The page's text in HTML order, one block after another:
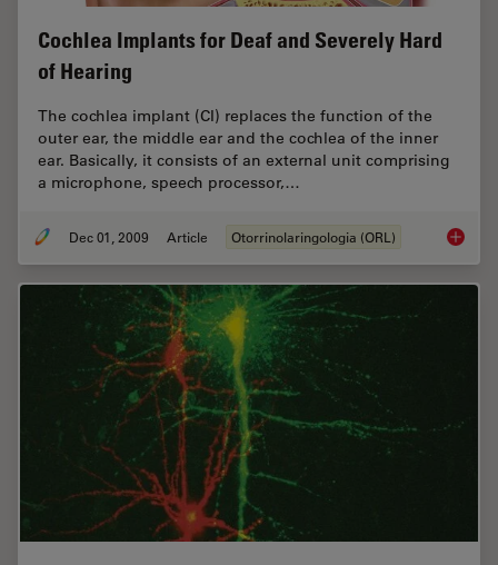
Cochlea Implants for Deaf and Severely Hard
of Hearing
The cochlea implant (CI) replaces the function of the
outer ear, the middle ear and the ­cochlea of the inner
ear. Basically, it consists of an external unit comprising
a microphone, speech processor,…
Dec 01, 2009 Article Otorrinolaringologia (ORL)